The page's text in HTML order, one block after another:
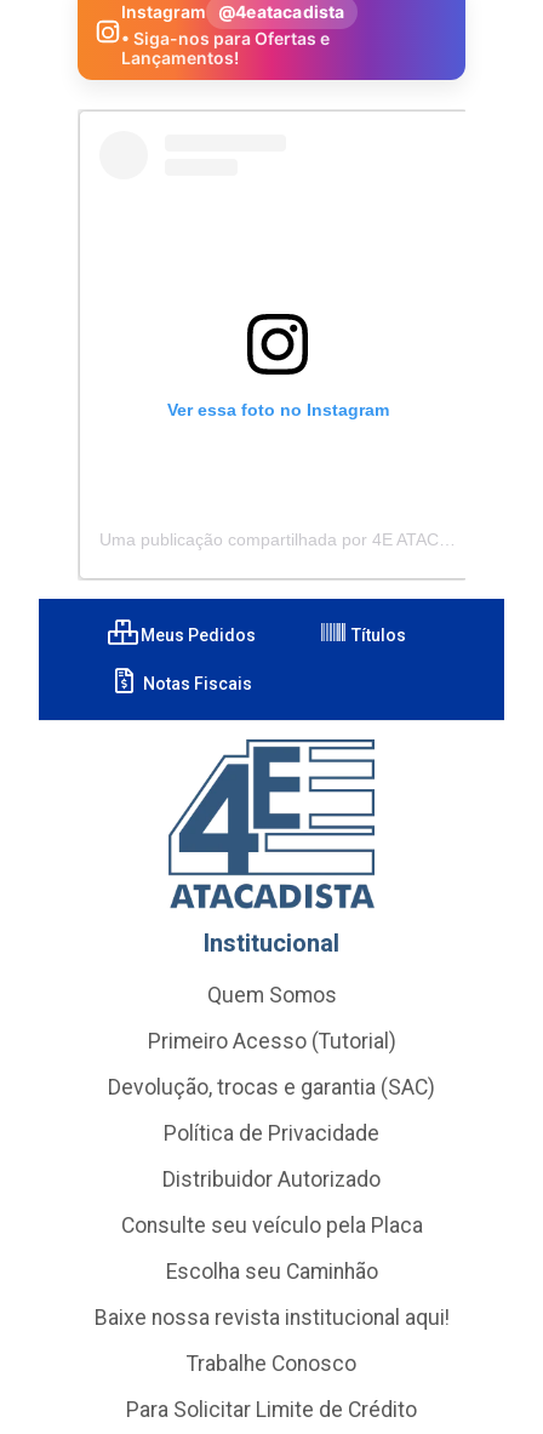
Instagram
@4eatacadista
• Siga-nos para Ofertas e
Lançamentos!
Ver essa foto no Instagram
Meus Pedidos Títulos
Notas Fiscais
Institucional
Quem Somos
Primeiro Acesso (Tutorial)
Devolução, trocas e garantia (SAC)
Política de Privacidade
Distribuidor Autorizado
Consulte seu veículo pela Placa
Escolha seu Caminhão
Baixe nossa revista institucional aqui!
Trabalhe Conosco
Para Solicitar Limite de Crédito